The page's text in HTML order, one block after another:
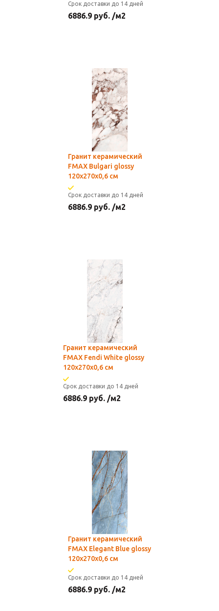
Срок доставки до 14 дней
6886.9 руб. /м2
Гранит керамический
FMAX Bulgari glossy
120х270х0,6 см
Срок доставки до 14 дней
6886.9 руб. /м2
Гранит керамический
FMAX Fendi White glossy
120х270х0,6 см
Срок доставки до 14 дней
6886.9 руб. /м2
Гранит керамический
FMAX Elegant Blue glossy
120х270х0,6 см
Срок доставки до 14 дней
6886.9 руб. /м2